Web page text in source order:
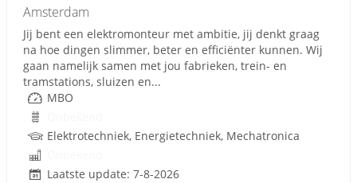
Amsterdam
Jij bent een elektromonteur met ambitie, jij denkt graag
na hoe dingen slimmer, beter en efficiënter kunnen. Wij
gaan namelijk samen met jou fabrieken, trein- en
tramstations, sluizen en...
MBO
Elektrotechniek, Energietechniek, Mechatronica
Laatste update: 7-8-2026